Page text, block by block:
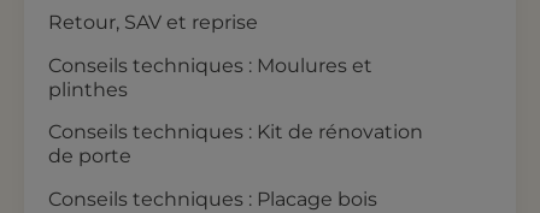
Retour, SAV et reprise
Conseils techniques : Moulures et
plinthes
Conseils techniques : Kit de rénovation
de porte
Conseils techniques : Placage bois